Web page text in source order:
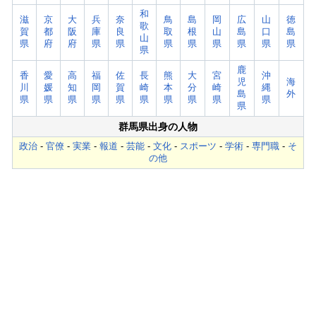
滋
賀
県
京
都
府
大
阪
府
兵
庫
県
奈
良
県
和
歌
山
県
鳥
取
県
島
根
県
岡
山
県
広
島
県
山
口
県
徳
島
県
香
川
県
愛
媛
県
高
知
県
福
岡
県
佐
賀
県
長
崎
県
熊
本
県
大
分
県
宮
崎
県
鹿
児
島
県
沖
縄
県
海
外
群馬県出身の人物
政治- 官僚 - 実業- 報道 - 芸能- 文化- スポーツ - 学術- 専門職- そ
の他